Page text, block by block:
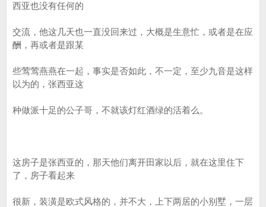
西亚也没有任何的
交流，他这几天也一直没回来过，大概是生意忙，或者是在应
酬，再或者是跟某
些莺莺燕燕在一起，事实是否如此，不一定，至少九音是这样
以为的，张西亚这
种做派十足的公子哥，不就该灯红酒绿的活着么。
这房子是张西亚的，那天他们离开田家以后，就在这里住下
了，房子看起来
很新，装潢是欧式风格的，并不大，上下两居的小别墅，一层